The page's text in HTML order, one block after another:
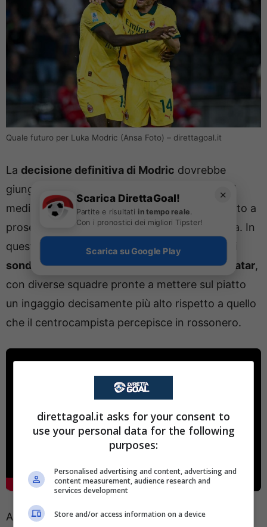
Quale futuro per Luka Modric (Ansa Foto) – direttagoal.it
La decisione definitiva di Modric dovrebbe
giungere durante la prossima primavera con il
mediano che, al momento, sembra intenzionato a
proseguire l’avventura con la maglia rossonera. In
queste ore, però, starebbero arrivando già dei
sondaggi da parte di Arabia Saudita, MLS e Qatar,
con diverse squadre pronte a mettere sul piatto
un ingaggio decisamente più alto rispetto a quello
che il centrocampista percepisce in rossonero.
A fare la differenza ci sarà, chiaramente,
✕
Scarica DirettaGoal!
Partite e risultati in tempo reale.
Con i pronostici dei migliori Tipster!
Scarica su Google Play
direttagoal.it asks for your consent to
use your personal data for the following
purposes:
Personalised advertising and content, advertising and
content measurement, audience research and
services development
Store and/or access information on a device